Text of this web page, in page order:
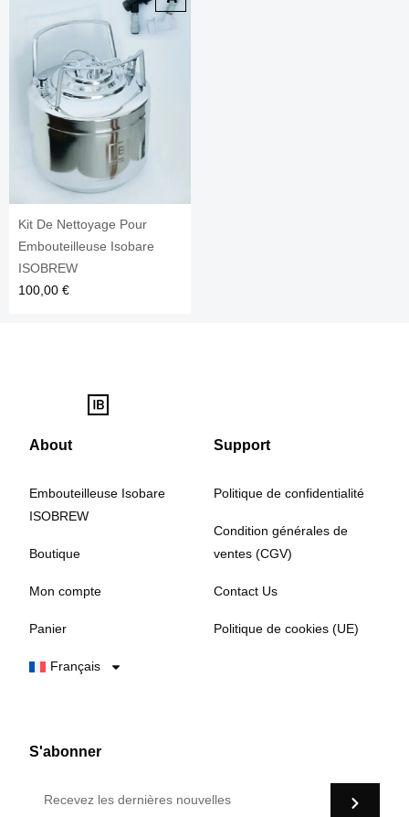
Kit De Nettoyage Pour
Embouteilleuse Isobare
ISOBREW
100,00 €
About
Embouteilleuse Isobare
ISOBREW
Boutique
Mon compte
Panier
Français
Support
Politique de confidentialité
Condition générales de
ventes (CGV)
Contact Us
Politique de cookies (UE)
S'abonner